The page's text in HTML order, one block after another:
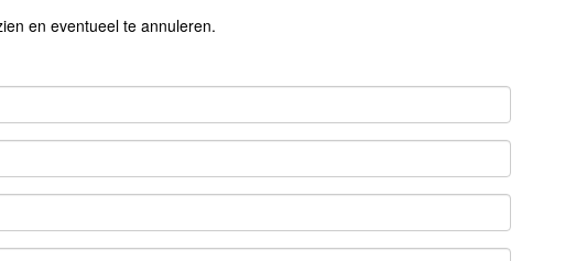
en eventueel te annuleren.